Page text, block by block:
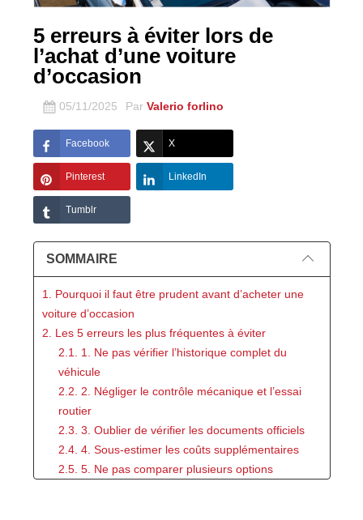
5 erreurs à éviter lors de
l’achat d’une voiture
d’occasion
05/11/2025 Par Valerio forlino
Facebook X
Pinterest LinkedIn
Tumblr
SOMMAIRE
1. Pourquoi il faut être prudent avant d’acheter une
voiture d’occasion
2. Les 5 erreurs les plus fréquentes à éviter
2.1. 1. Ne pas vérifier l’historique complet du
véhicule
2.2. 2. Négliger le contrôle mécanique et l’essai
routier
2.3. 3. Oublier de vérifier les documents officiels
2.4. 4. Sous-estimer les coûts supplémentaires
2.5. 5. Ne pas comparer plusieurs options